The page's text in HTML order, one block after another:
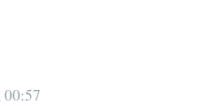
00:57